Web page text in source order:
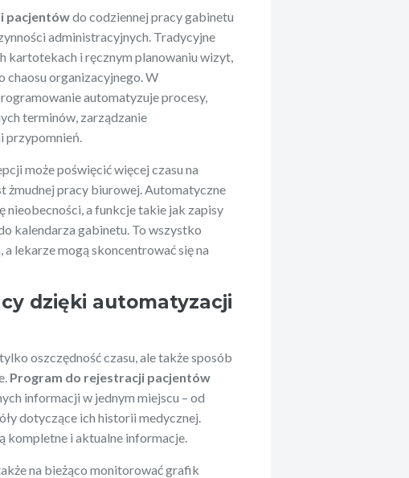
pacjentówdo codziennej pracy gabinetu
administracyjnych. Tradycyjne
kartotekach i ręcznym planowaniu wizyt,
chaosu organizacyjnego. W
automatyzuje procesy,
terminów, zarządzanie
przypomnień.
może poświęcić więcej czasu na
żmudnej pracy biurowej. Automatyczne
a funkcje takie jak zapisy
kalendarza gabinetu. To wszystko
lekarze mogą skoncentrować się na
dzięki automatyzacji
oszczędność czasu, ale także sposób
Program do rejestracji pacjentów
informacji w jednym miejscu – od
dotyczące ich historii medycznej.
kompletne i aktualne informacje.
na bieżąco monitorować grafik